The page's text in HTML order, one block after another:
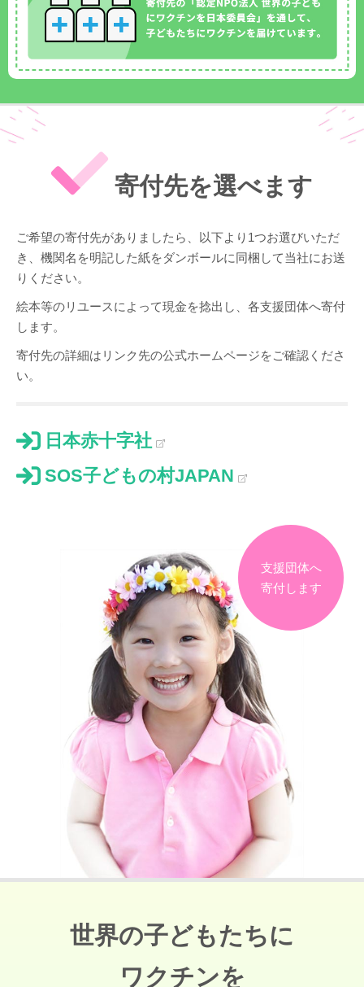
寄付先を選べます
ご希望の寄付先がありましたら、以下より1つお選びいただ
き、機関名を明記した紙をダンボールに同梱して当社にお送
りください。
絵本等のリユースによって現金を捻出し、各支援団体へ寄付
します。
寄付先の詳細はリンク先の公式ホームページをご確認くださ
い。
日本赤十字社
SOS子どもの村JAPAN
支援団体へ
寄付します
世界の子どもたちに
ワクチンを